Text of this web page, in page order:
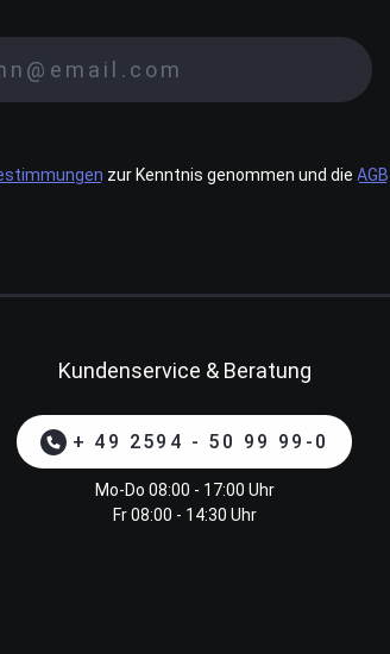
zur Kenntnis genommen und die AGB
Kundenservice & Beratung
+ 49 2594 - 50 99 99-0
Mo-Do 08:00 - 17:00 Uhr
Fr 08:00 - 14:30 Uhr